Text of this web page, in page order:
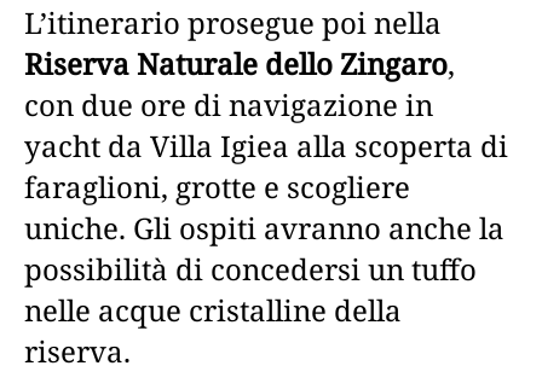
L’itinerario prosegue poi nella
Riserva Naturale dello Zingaro,
con due ore di navigazione in
yacht da Villa Igiea alla scoperta di
faraglioni, grotte e scogliere
uniche. Gli ospiti avranno anche la
possibilità di concedersi un tuffo
nelle acque cristalline della
riserva.